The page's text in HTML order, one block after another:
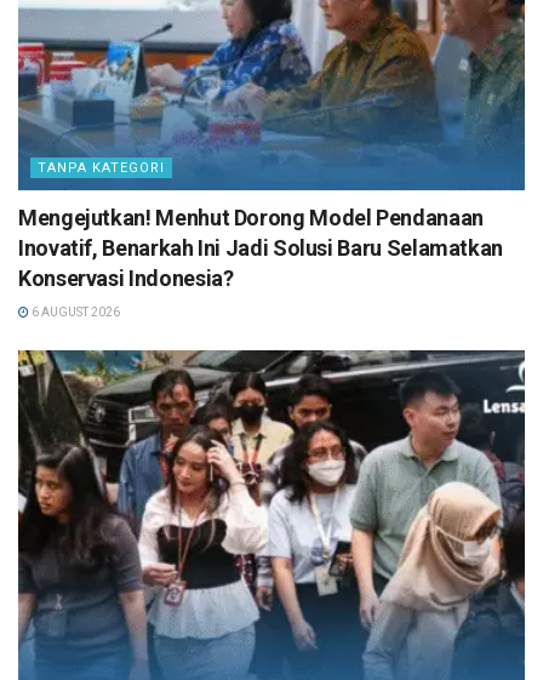
TANPA KATEGORI
Mengejutkan! Menhut Dorong Model Pendanaan
Inovatif, Benarkah Ini Jadi Solusi Baru Selamatkan
Konservasi Indonesia?
6 AUGUST 2026